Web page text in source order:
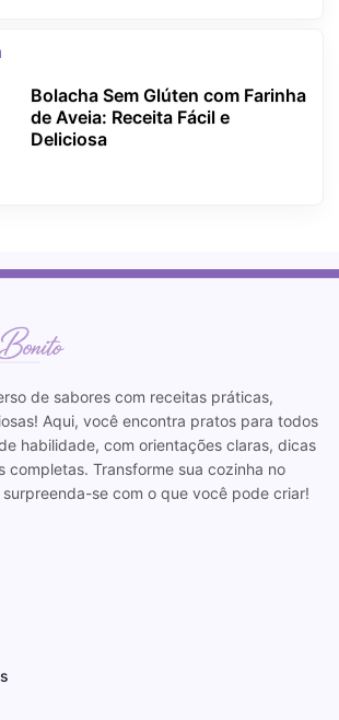
Bolacha Sem Glúten com Farinha
de Aveia: Receita Fácil e
Deliciosa
de sabores com receitas práticas,
Aqui, você encontra pratos para todos
habilidade, com orientações claras, dicas
completas. Transforme sua cozinha no
se com o que você pode criar!